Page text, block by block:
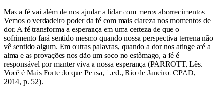
Mas a fé vai além de nos ajudar a lidar com meros aborrecimentos.
Vemos o verdadeiro poder da fé com mais clareza nos momentos de
dor. A fé transforma a esperança em uma certeza de que o
sofrimento fará sentido mesmo quando nossa perspectiva terrena não
vê sentido algum. Em outras palavras, quando a dor nos atinge até a
alma e as provações nos dão um soco no estômago, a fé é
responsável por manter viva a nossa esperança (PARROTT, Lês.
Você é Mais Forte do que Pensa, 1.ed., Rio de Janeiro: CPAD,
2014, p. 52).